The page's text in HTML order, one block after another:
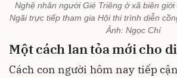
Nghệ nhân người Gié Triêng ở xã biên
Ngãi trực tiếp tham gia Hội thi trình diễn
Ảnh: Ngọc Chí
Một cách lan tỏa mới cho
Cách con người hôm nay tiếp